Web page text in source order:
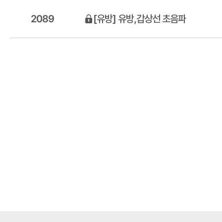
2089 [유방] 유방,갑상선 초음파